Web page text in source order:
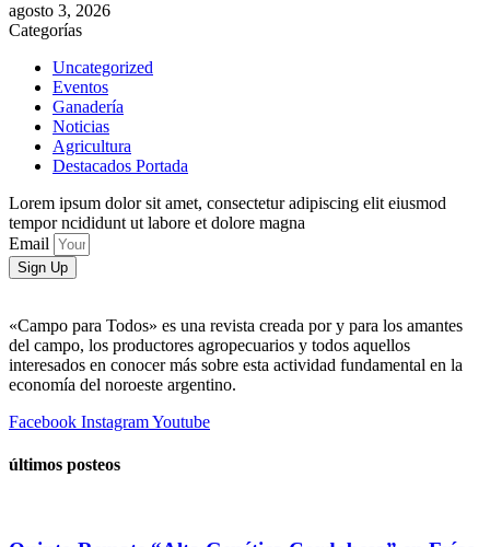
agosto 3, 2026
Categorías
Uncategorized
Eventos
Ganadería
Noticias
Agricultura
Destacados Portada
Lorem ipsum dolor sit amet, consectetur adipiscing elit eiusmod
tempor ncididunt ut labore et dolore magna
Email
Sign Up
«Campo para Todos» es una revista creada por y para los amantes
del campo, los productores agropecuarios y todos aquellos
interesados en conocer más sobre esta actividad fundamental en la
economía del noroeste argentino.
Facebook InstagramYoutube
últimos posteos